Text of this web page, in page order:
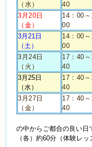
（水）
40
3月20日
（金）
14：00～
00
3月21日
（土）
14：00～
00
3月24日
（火）
17：40～
40
3月25日
（水）
17：40～
40
3月27日
（金）
17：40～
40
の中からご都合の良い日
（各）約60分（体験レッ